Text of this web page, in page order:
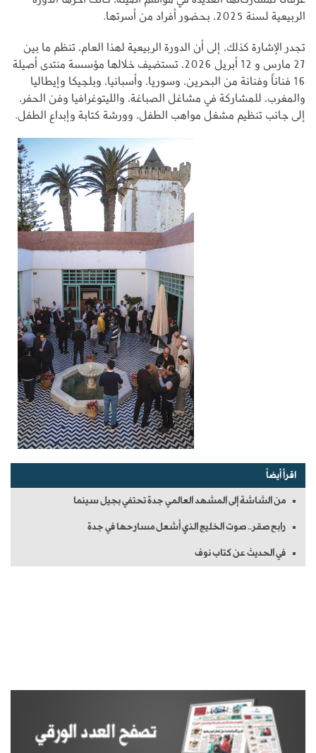
الربيعية لسنة 2025، بحضور أفراد من أسرتها.
تجدر الإشارة كذلك، إلى أن الدورة الربيعية لهذا العام، تنظم ما بين
27 مارس و 12 أبريل 2026، تستضيف خلالها مؤسسة منتدى أصيلة
16 فناناً وفنانة من البحرين، وسوريا، وأسبانيا، وبلجيكا وإيطاليا
والمغرب، للمشاركة في مشاغل الصباغة، والليتوغرافيا وفن الحفر،
إلى جانب تنظيم مشغل مواهب الطفل، وورشة كتابة وإبداع الطفل.
اقرأ أيضاً
من الشاشة إلى المشهد العالمي جدة تحتفي بجيل سينما
رابح صقر.. صوت الخليج الذي أشعل مسارحها في جدة
في الحديث عن كتاب نوف